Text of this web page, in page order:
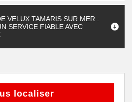
VELUX TAMARIS SUR MER :
SERVICE FIABLE AVEC
localiser